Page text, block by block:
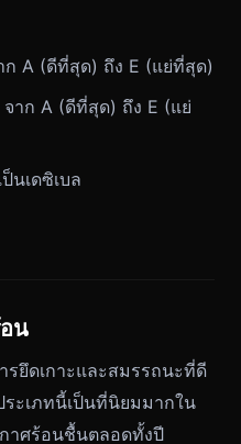
ก A (ดีที่สุด) ถึง E (แย่ที่สุด)
จาก A (ดีที่สุด) ถึง E (แย่
นเดซิเบล
น
ยึดเกาะและสมรรถนะที่ดี
ะเภทนี้เป็นที่นิยมมากใน
าศร้อนชื้นตลอดทั้งปี